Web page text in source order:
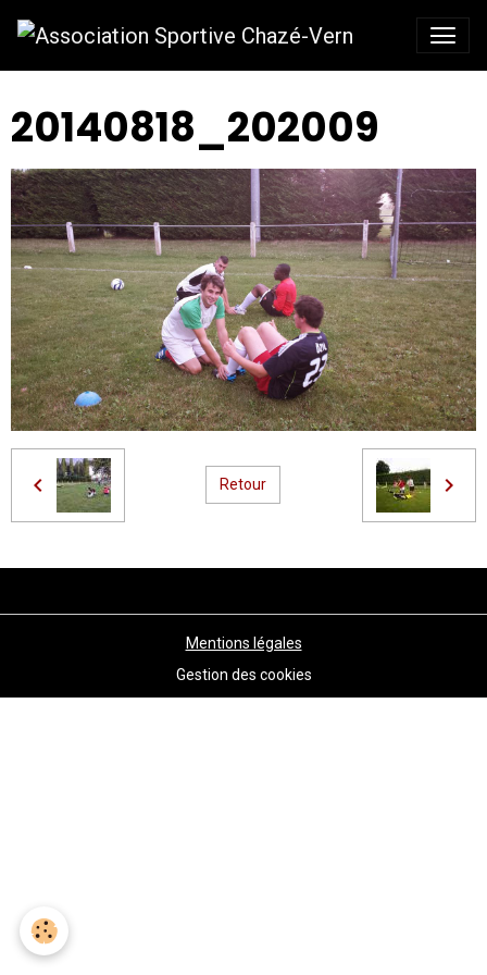
20140818_202009
Retour
Mentions légales
Gestion des cookies